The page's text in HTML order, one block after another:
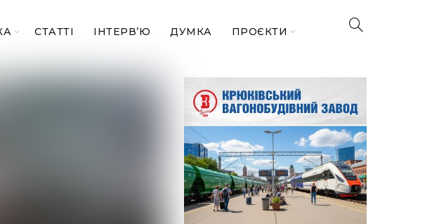
СТАТТІ ІНТЕРВ’Ю ДУМКА ПРОЄКТИ